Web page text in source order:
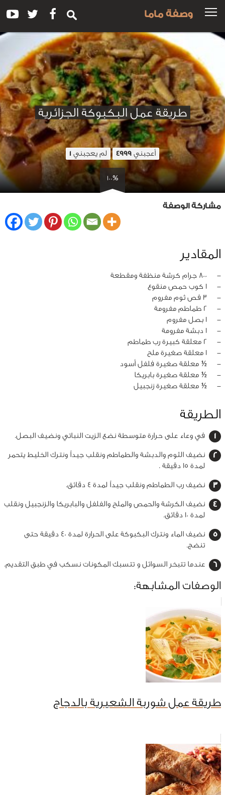
وصفة ماما
طريقة عمل البكبوكة الجزائرية
أعجبني 4999 لم يعجبني 1
100%
مشاركة الوصفة
المقادير
‏-
800 جرام كرشة منظفة ومقطعة
‏-
1 كوب حمص منقوع
‏-
3 فص ثوم مفروم
‏-
2 طماطم مفرومة
‏-
1 بصل مفروم
‏-
1 دبشة مفرومة
‏-
2 معلقة كبيرة رب طماطم
‏-
1 معلقة صغيرة ملح
‏-
½ معلقة صغيرة فلفل أسود
‏-
½ معلقة صغيرة بابريكا
‏-
½ معلقة صغيرة زنجبيل
الطريقة
في وعاء على حرارة متوسطة نضع الزيت النباتي ونضيف البصل.
نضيف الثوم والدبشة والطماطم ونقلب جيداً ونترك الخليط يتحمر
لمدة 15 دقيقة .
نضيف رب الطماطم ونقلب جيداً لمدة 4 دقائق.
نضيف الكرشة والحمص والملح والفلفل والبابريكا والزنجبيل ونقلب
لمدة 10 دقائق.
نضيف الماء ونترك البكبوكة على الحرارة لمدة 40 دقيقة حتى
تنضج.
عندما تتبخر السوائل و تتسبك المكونات نسكب في طبق التقديم.
الوصفات المشابهة:
طريقة عمل شوربة الشعيرية بالدجاج